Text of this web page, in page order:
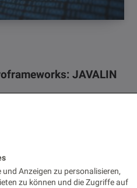
Anzeigen zu personalisieren,
zu können und die Zugriffe auf
JAVALIN
693 AUFRUFE
verschiedene
Anwendungsfalles zu